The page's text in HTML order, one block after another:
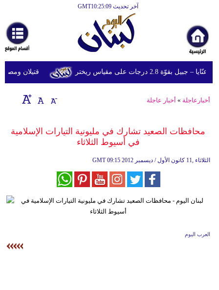
آخر تحديث GMT10:25:09
أخبارعاجلة
رياضة
ثقافة
إقتصاد
وموسيقى
ديكور
قتيلان ومصابون جراء 14 غارة إسرائيلية على 2.8 درجات على مقياس ريختر
أخبارعاجلة » أخبار عاجلة
محافظات الصعيد تشارك في مليونية التيارات الإسلامية
في أسيوط الثلاثاء
GMT 09:15 2012 الثلاثاء ,11 كانون الأول / ديسمبر
العرب اليوم